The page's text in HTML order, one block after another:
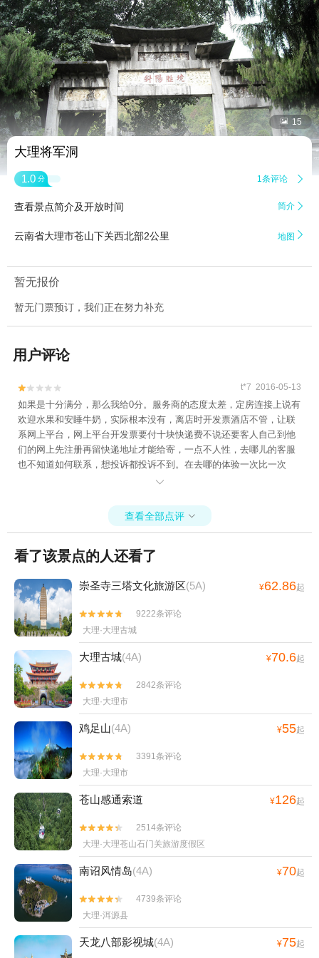
 15
大理将军洞
1.0 分 1条评论 
查看景点简介及开放时间 简介 
云南省大理市苍山下关西北部2公里 地图 
暂无报价
暂无门票预订，我们正在努力补充
用户评论

 t*7 2016-05-13
如果是十分满分，那么我给0分。服务商的态度太差，定房连接上说有
欢迎水果和安睡牛奶，实际根本没有，离店时开发票酒店不管，让联
系网上平台，网上平台开发票要付十块快递费不说还要客人自己到他
们的网上先注册再留快递地址才能给寄，一点不人性，去哪儿的客服
也不知道如何联系，想投诉都投诉不到。在去哪的体验一次比一次
差，你们去哪儿是做平台的，跟你们都没关系，那我们客人都不在去

查看全部点评 
看了该景点的人还看了
崇圣寺三塔文化旅游区(5A) ¥62.86起


9222条评论
大理·大理古城
大理古城(4A) ¥70.6起


2842条评论
大理·大理市
鸡足山(4A) ¥55起


3391条评论
大理·大理市
苍山感通索道 ¥126起


2514条评论
大理·大理苍山石门关旅游度假区
南诏风情岛(4A) ¥70起


4739条评论
大理·洱源县
天龙八部影视城(4A) ¥75起
